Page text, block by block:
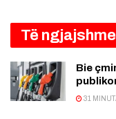
Të ngjajshme
Bie
31